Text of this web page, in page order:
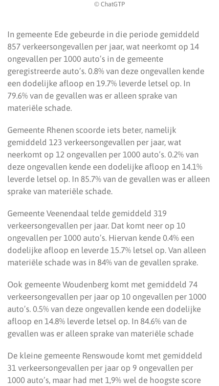
© ChatGTP
In gemeente Ede gebeurde in die periode gemiddeld
857 verkeersongevallen per jaar, wat neerkomt op 14
ongevallen per 1000 auto’s in de gemeente
geregistreerde auto’s. 0.8% van deze ongevallen kende
een dodelijke afloop en 19.7% leverde letsel op. In
79.6% van de gevallen was er alleen sprake van
materiële schade.
Gemeente Rhenen scoorde iets beter, namelijk
gemiddeld 123 verkeersongevallen per jaar, wat
neerkomt op 12 ongevallen per 1000 auto’s. 0.2% van
deze ongevallen kende een dodelijke afloop en 14.1%
leverde letsel op. In 85.7% van de gevallen was er alleen
sprake van materiële schade.
Gemeente Veenendaal telde gemiddeld 319
verkeersongevallen per jaar. Dat komt neer op 10
ongevallen per 1000 auto’s. Hiervan kende 0.4% een
dodelijke afloop en leverde 15.7% letsel op. Van alleen
materiële schade was in 84% van de gevallen sprake.
Ook gemeente Woudenberg komt met gemiddeld 74
verkeersongevallen per jaar op 10 ongevallen per 1000
auto’s. 0.5% van deze ongevallen kende een dodelijke
afloop en 14.8% leverde letsel op. In 84.6% van de
gevallen was er alleen sprake van materiële schade
De kleine gemeente Renswoude komt met gemiddeld
31 verkeersongevallen per jaar op 9 ongevallen per
1000 auto’s, maar had met 1,9% wel de hoogste score